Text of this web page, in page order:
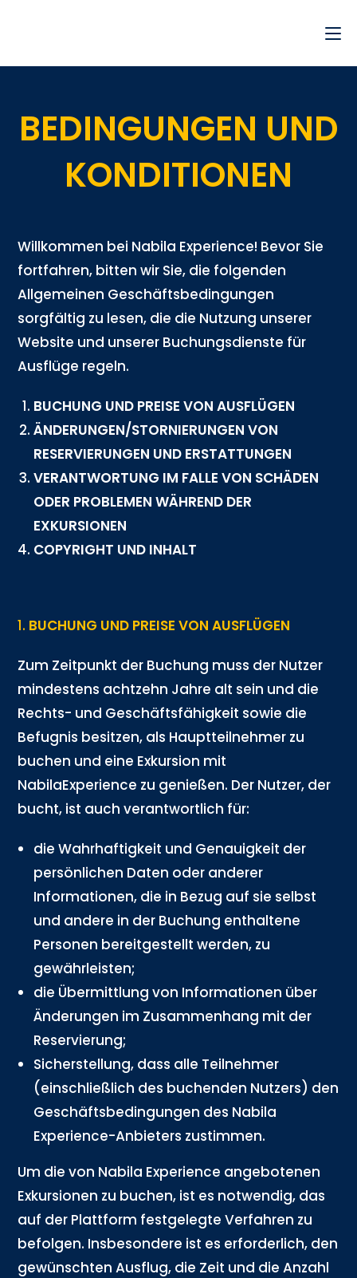
BEDINGUNGEN UND
KONDITIONEN
Willkommen bei Nabila Experience! Bevor Sie
fortfahren, bitten wir Sie, die folgenden
Allgemeinen Geschäftsbedingungen
sorgfältig zu lesen, die die Nutzung unserer
Website und unserer Buchungsdienste für
Ausflüge regeln.
BUCHUNG UND PREISE VON AUSFLÜGEN
ÄNDERUNGEN/STORNIERUNGEN VON
RESERVIERUNGEN UND ERSTATTUNGEN
VERANTWORTUNG IM FALLE VON SCHÄDEN
ODER PROBLEMEN WÄHREND DER
EXKURSIONEN
COPYRIGHT UND INHALT
1. BUCHUNG UND PREISE VON AUSFLÜGEN
Zum Zeitpunkt der Buchung muss der Nutzer
mindestens achtzehn Jahre alt sein und die
Rechts- und Geschäftsfähigkeit sowie die
Befugnis besitzen, als Hauptteilnehmer zu
buchen und eine Exkursion mit
NabilaExperience zu genießen. Der Nutzer, der
bucht, ist auch verantwortlich für:
die Wahrhaftigkeit und Genauigkeit der
persönlichen Daten oder anderer
Informationen, die in Bezug auf sie selbst
und andere in der Buchung enthaltene
Personen bereitgestellt werden, zu
gewährleisten;
die Übermittlung von Informationen über
Änderungen im Zusammenhang mit der
Reservierung;
Sicherstellung, dass alle Teilnehmer
(einschließlich des buchenden Nutzers) den
Geschäftsbedingungen des Nabila
Experience-Anbieters zustimmen.
Um die von Nabila Experience angebotenen
Exkursionen zu buchen, ist es notwendig, das
auf der Plattform festgelegte Verfahren zu
befolgen. Insbesondere ist es erforderlich, den
gewünschten Ausflug, die Zeit und die Anzahl